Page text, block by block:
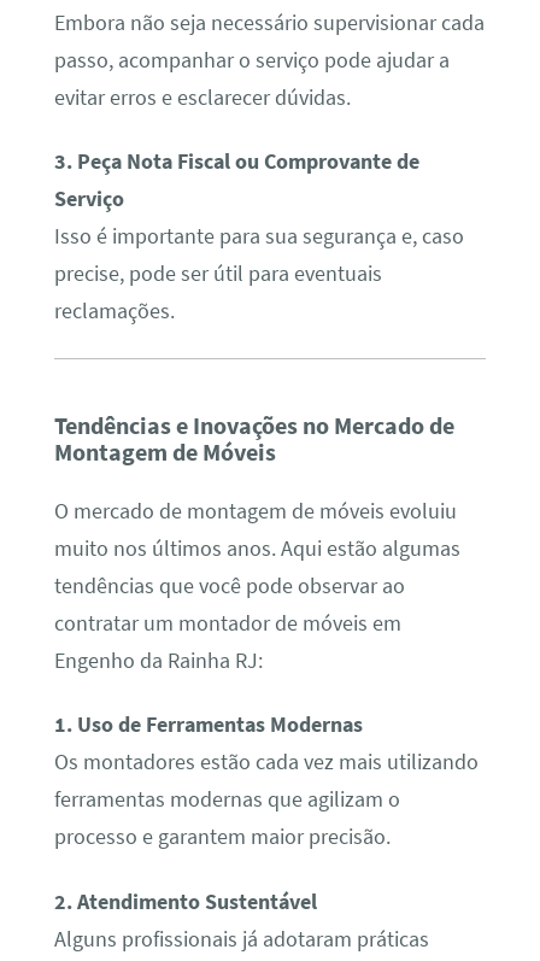
Embora não seja necessário supervisionar cada
passo, acompanhar o serviço pode ajudar a
evitar erros e esclarecer dúvidas.
3. Peça Nota Fiscal ou Comprovante de
Serviço
Isso é importante para sua segurança e, caso
precise, pode ser útil para eventuais
reclamações.
Tendências e Inovações no Mercado de
Montagem de Móveis
O mercado de montagem de móveis evoluiu
muito nos últimos anos. Aqui estão algumas
tendências que você pode observar ao
contratar um montador de móveis em
Engenho da Rainha RJ:
1. Uso de Ferramentas Modernas
Os montadores estão cada vez mais utilizando
ferramentas modernas que agilizam o
processo e garantem maior precisão.
2. Atendimento Sustentável
Alguns profissionais já adotaram práticas